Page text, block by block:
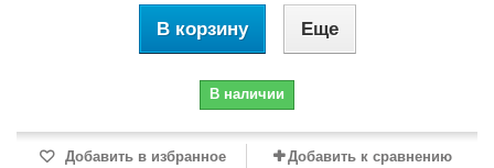
В корзину Еще
В наличии
Добавить в избранное Добавить к сравнению